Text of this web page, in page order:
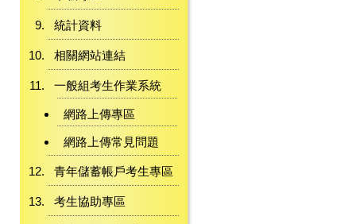
統計資料
相關網站連結
一般組考生作業系統
網路上傳專區
網路上傳常見問題
青年儲蓄帳戶考生專區
考生協助專區